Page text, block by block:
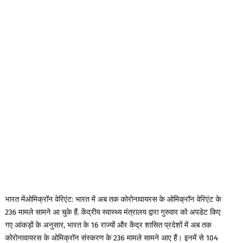
भारत मेंओमिक्रॉन वेरिएंट: भारत में अब तक कोरोनावायरस के ओमिक्रॉन वेरिएंट के
236 मामले सामने आ चुके हैं. केंद्रीय स्वास्थ्य मंत्रालय द्वारा गुरुवार को अपडेट किए
गए आंकड़ों के अनुसार, भारत के 16 राज्यों और केंद्र शासित प्रदेशों में अब तक
कोरोनावायरस के ओमिक्रॉन संस्करण के 236 मामले सामने आए हैं। इनमें से 104